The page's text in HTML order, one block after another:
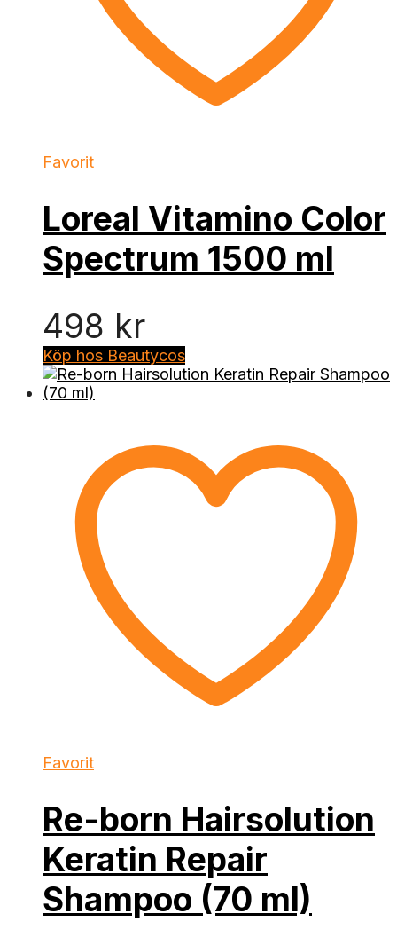
Favorit
Loreal Vitamino Color
Spectrum 1500 ml
498 kr
Köp hos Beautycos
Favorit
Re-born Hairsolution
Keratin Repair
Shampoo (70 ml)